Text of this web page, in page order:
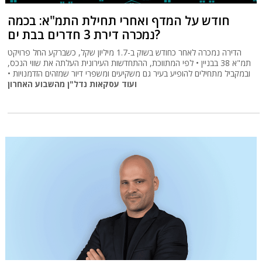
חודש על המדף ואחרי תחילת התמ"א: בכמה
נמכרה דירת 3 חדרים בבת ים?
הדירה נמכרה לאחר כחודש בשוק ב-1.7 מיליון שקל, כשברקע החל פרויקט
תמ"א 38 בבניין • לפי המתווכת, ההתחדשות העירונית העלתה את שווי הנכס,
ובמקביל מתחילים להופיע בעיר גם משקיעים ומשפרי דיור שמזהים הזדמנויות •